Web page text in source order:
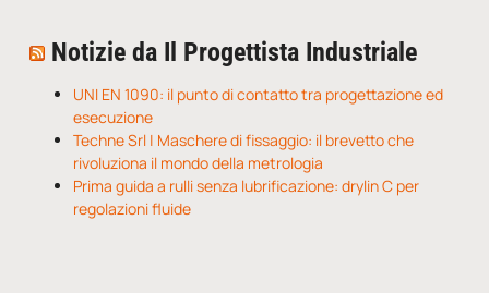
Notizie da Il Progettista Industriale
UNI EN 1090: il punto di contatto tra progettazione ed
esecuzione
Techne Srl | Maschere di fissaggio: il brevetto che
rivoluziona il mondo della metrologia
Prima guida a rulli senza lubrificazione: drylin C per
regolazioni fluide